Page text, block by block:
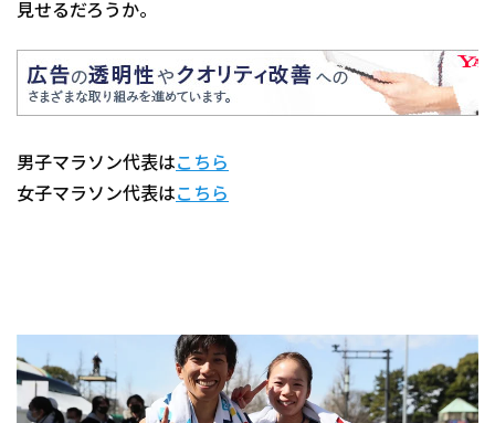
見せるだろうか。
男子マラソン代表はこちら
女子マラソン代表はこちら